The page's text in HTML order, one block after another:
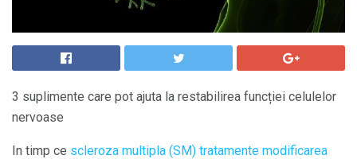
3 suplimente care pot ajuta la restabilirea funcției celulelor
nervoase
In timp ce scleroza multipla (SM) tratamente modificarea